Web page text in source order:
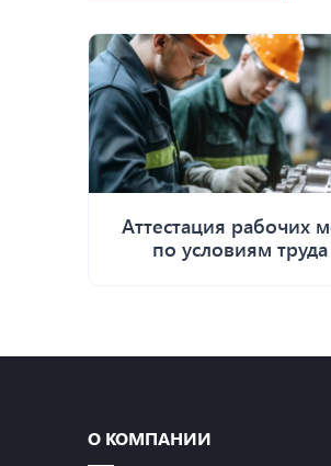
Аттестация рабочих
по условиям труда
О КОМПАНИИ